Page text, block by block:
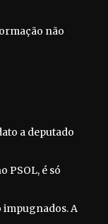
não
a deputado
PSOL, é só
impugnados. A